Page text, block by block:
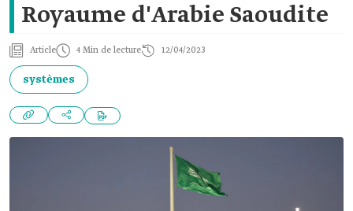
Royaume d'Arabie Saoudite
Article 4 Min de lecture 12/04/2023
systèmes